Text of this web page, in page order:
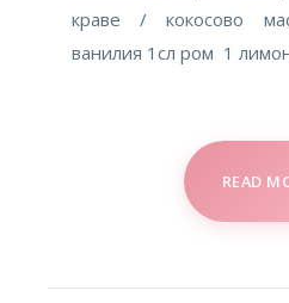
краве / кокосово
ванилия 1сл ром 1
READ